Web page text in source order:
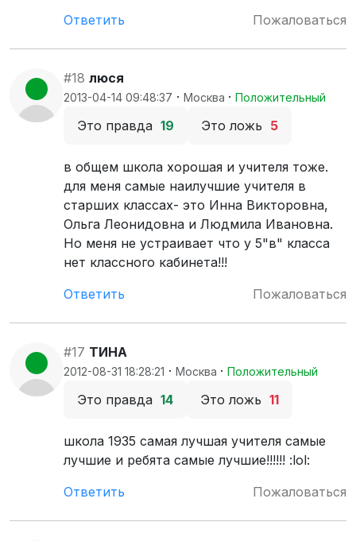
Ответить
Пожаловаться
#18 люся
2013-04-14 09:48:37 · Москва · Положительный
Это правда 19 Это ложь 5
в общем школа хорошая и учителя тоже.
для меня самые наилучшие учителя в
старших классах- это Инна Викторовна,
Ольга Леонидовна и Людмила Ивановна.
Но меня не устраивает что у 5"в" класса
нет классного кабинета!!!
Ответить
Пожаловаться
#17 ТИНА
2012-08-31 18:28:21 · Москва · Положительный
Это правда 14 Это ложь 11
школа 1935 самая лучшая учителя самые
лучшие и ребята самые лучшие!!!!!! :lol:
Ответить
Пожаловаться